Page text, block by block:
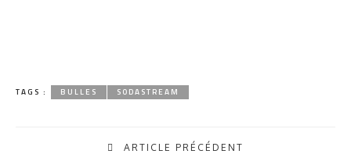
TAGS : BULLES SODASTREAM
ARTICLE PRÉCÉDENT